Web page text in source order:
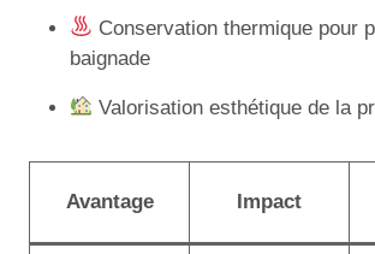
Conservation thermique pour
baignade
Valorisation esthétique de la
Avantage Impact